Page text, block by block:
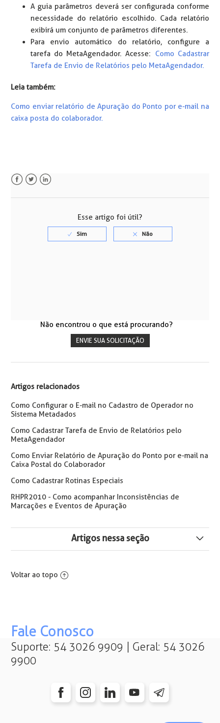
A guia parâmetros deverá ser configurada conforme
necessidade do relatório escolhido. Cada relatório
exibirá um conjunto de parâmetros diferentes.
Para envio automático do relatório, configure a
tarefa do MetaAgendador. Acesse: Como Cadastrar
Tarefa de Envio de Relatórios pelo MetaAgendador.
Leia também:
Como enviar relatório de Apuração do Ponto por e-mail na
caixa posta do colaborador.
Esse artigo foi útil?
Não encontrou o que está procurando?
ENVIE SUA SOLICITAÇÃO
Artigos relacionados
Como Configurar o E-mail no Cadastro de Operador no
Sistema Metadados
Como Cadastrar Tarefa de Envio de Relatórios pelo
MetaAgendador
Como Enviar Relatório de Apuração do Ponto por e-mail na
Caixa Postal do Colaborador
Como Cadastrar Rotinas Especiais
RHPR2010 - Como acompanhar Inconsistências de
Marcações e Eventos de Apuração
Artigos nessa seção
Funcionários) para não listar Subcontratos
RHPR2080 | Extratos dos Refeitórios - Reservas e/ou
Consumo
RHPR2110 - Demonstrativo de Eventos por Período
Colunas Por Data e Setor
Relatório RHPR2110 - Análise de Eventos por Dia da
Voltar ao topo
Fale Conosco
Suporte: 54 3026 9909 | Geral: 54 3026
9900